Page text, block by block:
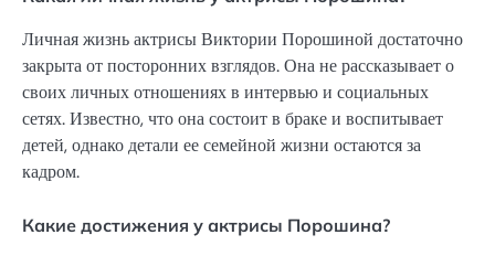
Личная жизнь актрисы Виктории Порошиной достаточно
закрыта от посторонних взглядов. Она не рассказывает о
своих личных отношениях в интервью и социальных
сетях. Известно, что она состоит в браке и воспитывает
детей, однако детали ее семейной жизни остаются за
кадром.
Какие достижения у актрисы Порошина?